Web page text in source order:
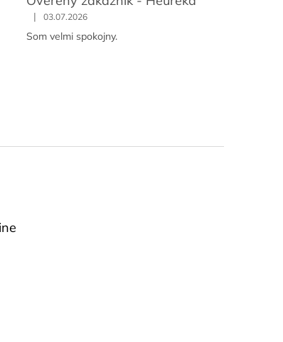
| 03.07.2026
Som velmi spokojny.